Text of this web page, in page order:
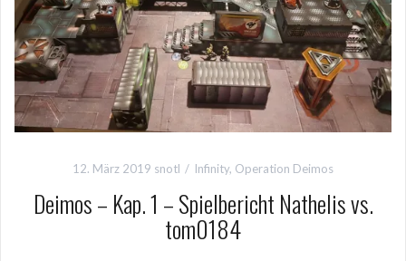
12. März 2019 snotl Infinity, Operation Deimos
Deimos – Kap. 1 – Spielbericht Nathelis vs.
tom0184